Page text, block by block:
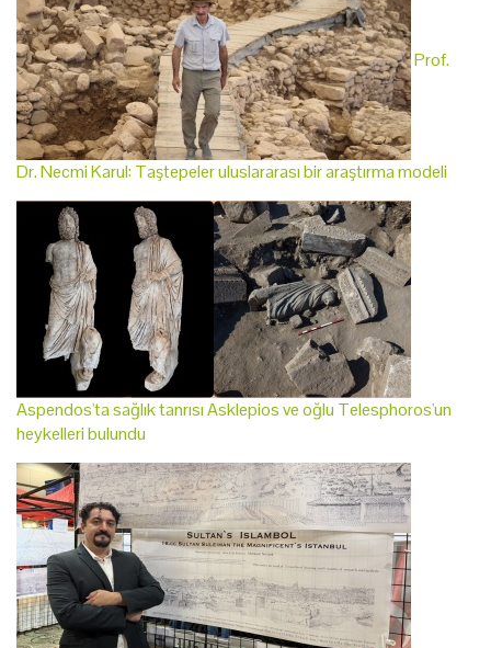
Prof.
Dr. Necmi Karul: Taştepeler uluslararası bir araştırma modeli
Aspendos'ta sağlık tanrısı Asklepios ve oğlu Telesphoros'un
heykelleri bulundu